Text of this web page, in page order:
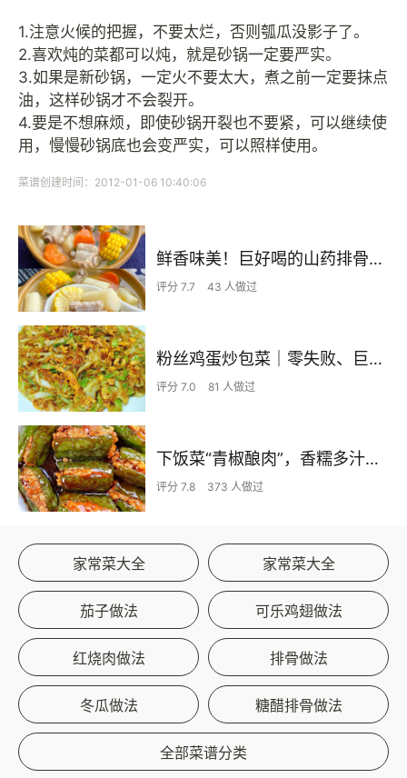
1.注意火候的把握，不要太烂，否则瓠瓜没影子了。
2.喜欢炖的菜都可以炖，就是砂锅一定要严实。
3.如果是新砂锅，一定火不要太大，煮之前一定要抹点
油，这样砂锅才不会裂开。
4.要是不想麻烦，即使砂锅开裂也不要紧，可以继续使
用，慢慢砂锅底也会变严实，可以照样使用。
菜谱创建时间：2012-01-06 10:40:06
鲜香味美！巨好喝的山药排骨汤！！
评分 7.7 43 人做过
粉丝鸡蛋炒包菜｜零失败、巨下饭
评分 7.0 81 人做过
下饭菜“青椒酿肉”，香糯多汁鲜嫩下饭
评分 7.8 373 人做过
家常菜大全 家常菜大全
茄子做法 可乐鸡翅做法
红烧肉做法 排骨做法
冬瓜做法 糖醋排骨做法
全部菜谱分类